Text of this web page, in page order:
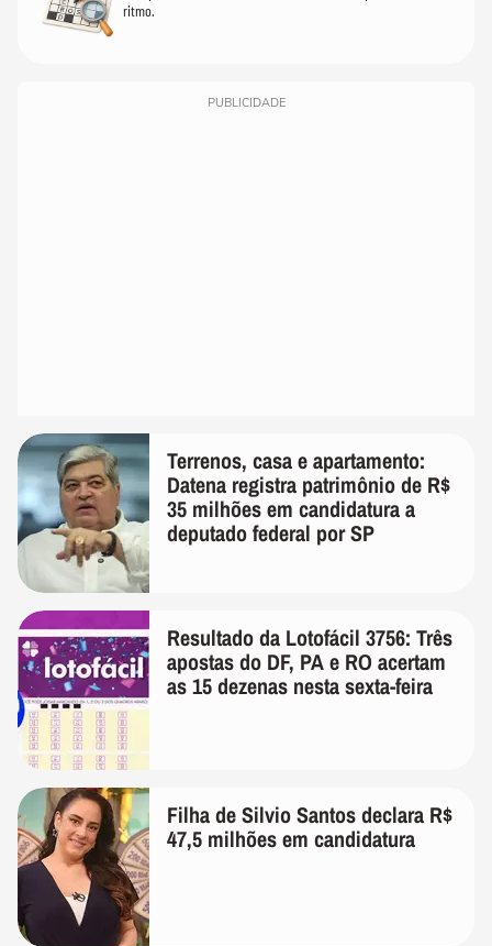
ritmo.
PUBLICIDADE
Terrenos, casa e apartamento:
Datena registra patrimônio de R$
35 milhões em candidatura a
deputado federal por SP
Resultado da Lotofácil 3756: Três
apostas do DF, PA e RO acertam
as 15 dezenas nesta sexta-feira
Filha de Silvio Santos declara R$
47,5 milhões em candidatura